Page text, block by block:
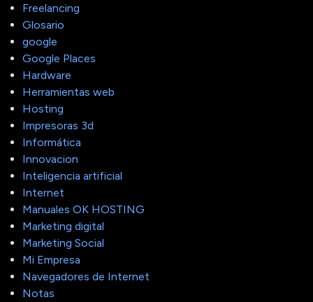
Freelancing
Glosario
google
Google Places
Hardware
Herramientas web
Hosting
Impresoras 3d
Informática
Innovacion
Inteligencia artificial
Internet
Manuales OK HOSTING
Marketing digital
Marketing Social
Mi Empresa
Navegadores de Internet
Notas